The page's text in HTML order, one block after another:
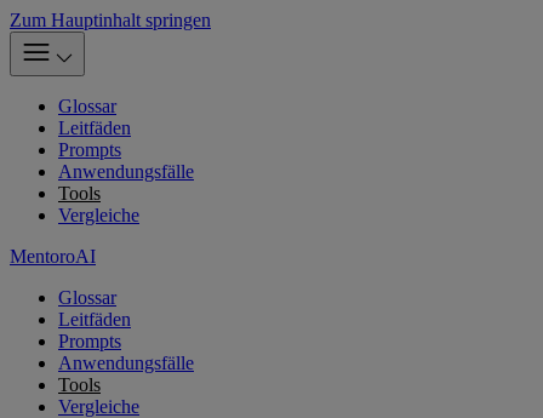
Zum Hauptinhalt springen
Glossar
Leitfäden
Prompts
Anwendungsfälle
Tools
Vergleiche
MentoroAI
Glossar
Leitfäden
Prompts
Anwendungsfälle
Tools
Vergleiche